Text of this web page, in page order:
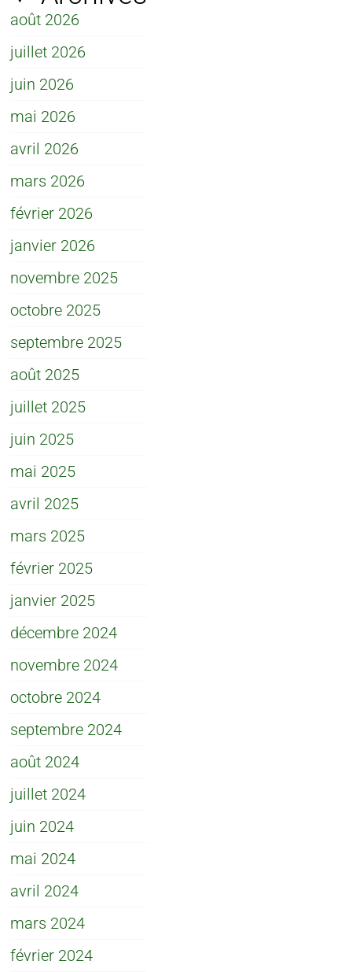
août 2026
juillet 2026
juin 2026
mai 2026
avril 2026
mars 2026
février 2026
janvier 2026
novembre 2025
octobre 2025
septembre 2025
août 2025
juillet 2025
juin 2025
mai 2025
avril 2025
mars 2025
février 2025
janvier 2025
décembre 2024
novembre 2024
octobre 2024
septembre 2024
août 2024
juillet 2024
juin 2024
mai 2024
avril 2024
mars 2024
février 2024